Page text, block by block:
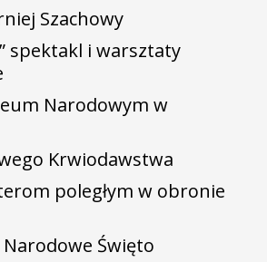
Szachowy
spektakl i warsztaty
Narodowym w
Krwiodawstwa
poległym w obronie
Święto